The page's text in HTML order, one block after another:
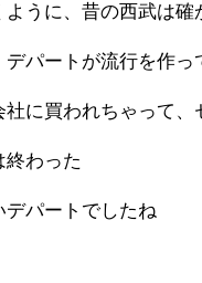
うに、昔の西武は確
デパートが流行を作っ
社に買われちゃって
終わった
パートでしたね